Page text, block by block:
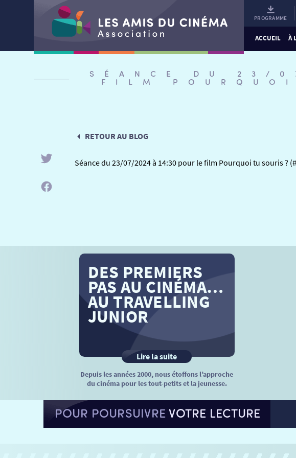
PROGRAMME
ACCUEIL À
SÉANCE DU 23/
FILM
RETOUR AU BLOG
Séance du 23/07/2024 à 14:30 pour le film Pourquoi tu souris ?
DES PREMIERS
PAS AU CINÉMA…
AU TRAVELLING
JUNIOR
Lire la suite
Depuis les années 2000, nous étoffons l’approche
du cinéma pour les tout-petits et la jeunesse.
POUR POURSUIVREVOTRE LECTURE